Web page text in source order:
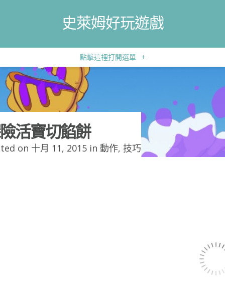
史萊姆好玩遊戲
點擊這裡打開選單 +
活寶切餡餅
on 十月 11, 2015 in 動作, 技巧